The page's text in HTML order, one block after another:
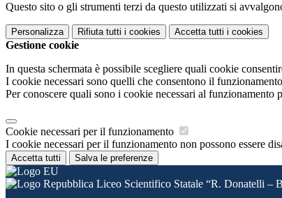
Questo sito o gli strumenti terzi da questo utilizzati si
Personalizza Rifiuta tutti i cookies Accetta tutti i cookies
Gestione cookie
In questa schermata è possibile scegliere quali cookie
I cookie necessari sono quelli che consentono il
Per conoscere quali sono i cookie necessari al funzionamento
Cookie necessari per il funzionamento
I cookie necessari per il funzionamento non possono essere
Accetta tutti Salva le preferenze
Liceo Scientifico Statale “R. Donatelli –